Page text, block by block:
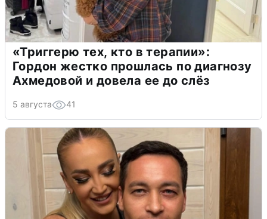
«Триггерю тех, кто в терапии»:
Гордон жестко прошлась по диагнозу
Ахмедовой и довела ее до слёз
5 августа 41